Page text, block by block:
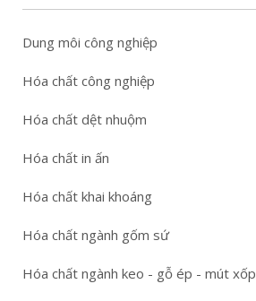
Dung môi công nghiệp
Hóa chất công nghiệp
Hóa chất dệt nhuộm
Hóa chất in ấn
Hóa chất khai khoáng
Hóa chất ngành gốm sứ
Hóa chất ngành keo - gỗ ép - mút xốp